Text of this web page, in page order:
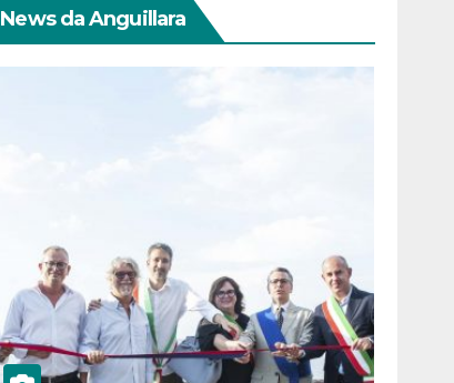
News da Anguillara